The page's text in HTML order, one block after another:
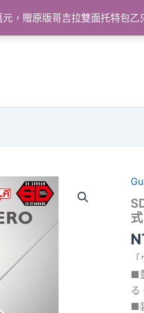
，贈原版哥吉拉雙面托特包
式
■
る
■